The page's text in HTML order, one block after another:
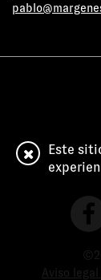
Aviso
Este